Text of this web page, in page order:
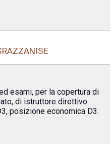
esami, per la copertura di
di istruttore direttivo
posizione economica D3.